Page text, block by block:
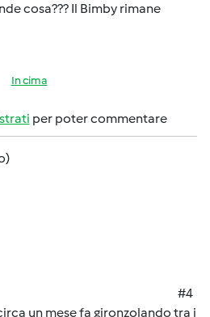
cosa??? Il Bimby rimane
In cima
per poter commentare
#4
un mese fa gironzolando tra i